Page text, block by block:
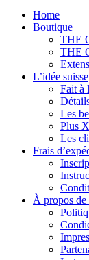
Home
Boutique
THE
THE
L’idée suisse
Fait à
Les
Plus
Les
Frais
À propos de